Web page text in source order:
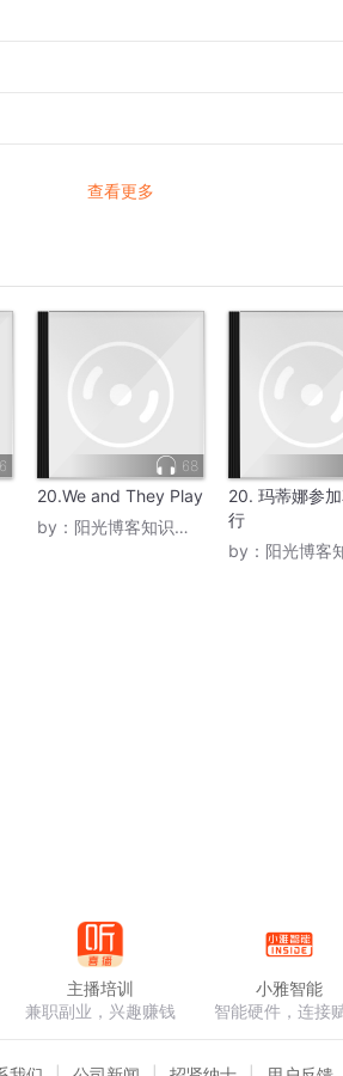
查看更多
68
20.We and They Play
by： 阳光博客知识大本营
20. 玛蒂娜参
行
by： 阳光博客知识
主播培训
兼职副业，兴趣赚钱
小雅智能
智能硬件，连接